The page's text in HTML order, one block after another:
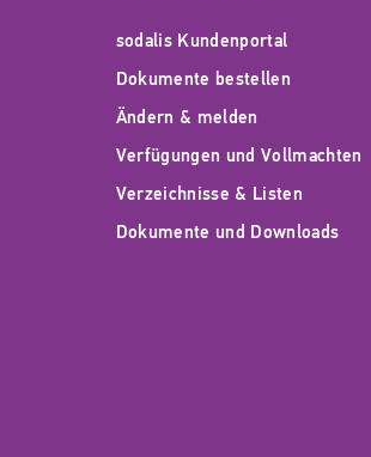
sodalis Kundenportal
Dokumente bestellen
Ändern & melden
Verfügungen und Vollmachten
Verzeichnisse & Listen
Dokumente und Downloads